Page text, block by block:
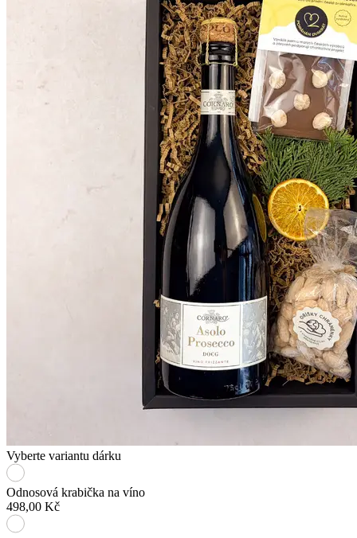
Vyberte variantu dárku
Odnosová krabička na víno
498,00 Kč